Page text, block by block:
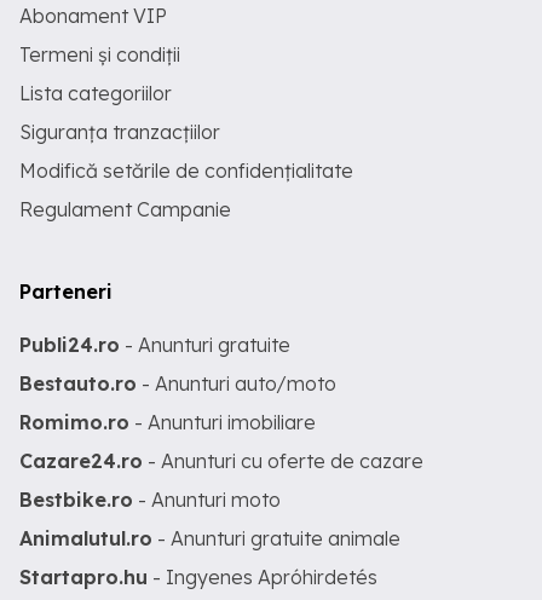
Abonament VIP
Termeni și condiții
Lista categoriilor
Siguranța tranzacțiilor
Modifică setările de confidențialitate
Regulament Campanie
Parteneri
Publi24.ro - Anunturi gratuite
Bestauto.ro - Anunturi auto/moto
Romimo.ro - Anunturi imobiliare
Cazare24.ro - Anunturi cu oferte de cazare
Bestbike.ro - Anunturi moto
Animalutul.ro - Anunturi gratuite animale
Startapro.hu - Ingyenes Apróhirdetés